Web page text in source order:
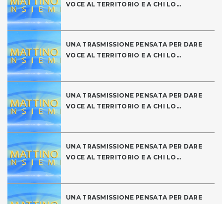
VOCE AL TERRITORIO E A CHI LO...
UNA TRASMISSIONE PENSATA PER DARE
VOCE AL TERRITORIO E A CHI LO...
UNA TRASMISSIONE PENSATA PER DARE
VOCE AL TERRITORIO E A CHI LO...
UNA TRASMISSIONE PENSATA PER DARE
VOCE AL TERRITORIO E A CHI LO...
UNA TRASMISSIONE PENSATA PER DARE